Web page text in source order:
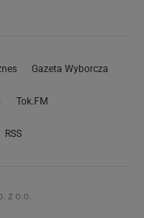
Gazeta Wyborcza
Tok.FM
RSS
z o.o.